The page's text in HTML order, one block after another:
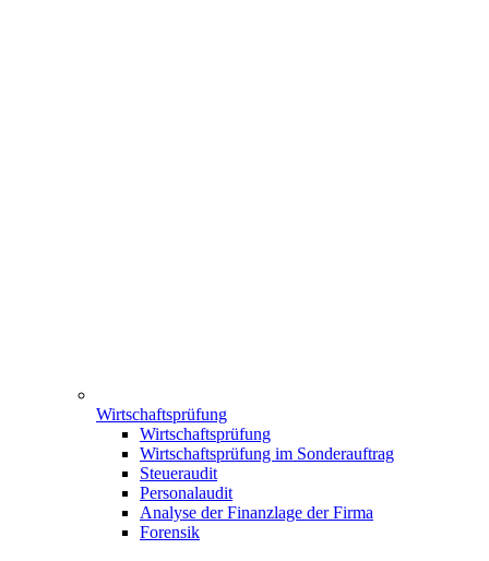
Wirtschaftsprüfung
Wirtschaftsprüfung
Wirtschaftsprüfung im Sonderauftrag
Steueraudit
Personalaudit
Analyse der Finanzlage der Firma
Forensik